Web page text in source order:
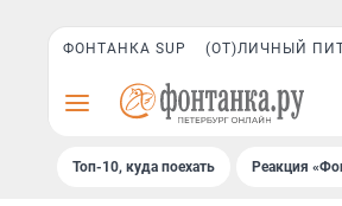
ФОНТАНКА SUP (ОТ)ЛИЧНЫЙ
Топ-10, куда поехать Реакция